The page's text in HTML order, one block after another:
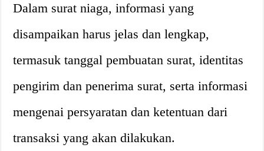
Dalam surat niaga, informasi yang
disampaikan harus jelas dan lengkap,
termasuk tanggal pembuatan surat, identitas
pengirim dan penerima surat, serta informasi
mengenai persyaratan dan ketentuan dari
transaksi yang akan dilakukan.